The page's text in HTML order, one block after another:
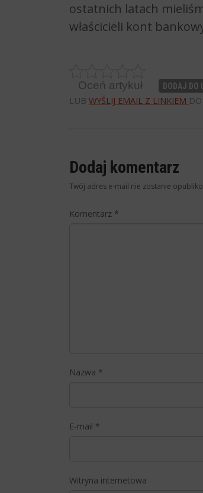
ostatnich latach
właścicieli kont
Oceń artykuł DODAJ DO
LUB WYŚLIJ EMAIL Z LINKIEM
Dodaj komentarz
Twój adres e-mail nie zostanie
Komentarz *
Nazwa *
E-mail *
Witryna internetowa